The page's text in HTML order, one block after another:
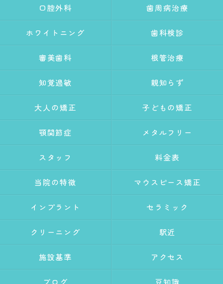
口腔外科 歯周病治療
ホワイトニング 歯科検診
審美歯科 根管治療
知覚過敏 親知らず
大人の矯正 子どもの矯正
顎関節症 メタルフリー
スタッフ 料金表
当院の特徴 マウスピース矯正
インプラント セラミック
クリーニング 駅近
施設基準 アクセス
ブログ 豆知識